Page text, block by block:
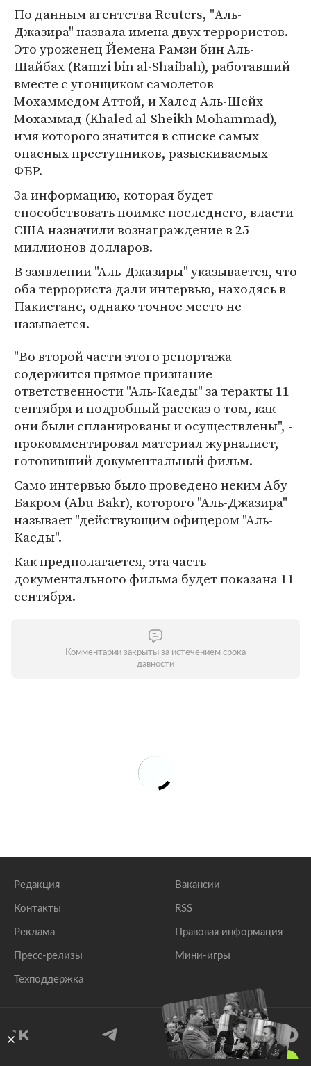
По данным агентства Reuters, "Аль-
Джазира" назвала имена двух террористов.
Это уроженец Йемена Рамзи бин Аль-
Шайбах (Ramzi bin al-Shaibah), работавший
вместе с угонщиком самолетов
Мохаммедом Аттой, и Халед Аль-Шейх
Мохаммад (Khaled al-Sheikh Mohammad),
имя которого значится в списке самых
опасных преступников, разыскиваемых
ФБР.
За информацию, которая будет
способствовать поимке последнего, власти
США назначили вознаграждение в 25
миллионов долларов.
В заявлении "Аль-Джазиры" указывается, что
оба террориста дали интервью, находясь в
Пакистане, однако точное место не
называется.
"Во второй части этого репортажа
содержится прямое признание
ответственности "Аль-Каеды" за теракты 11
сентября и подробный рассказ о том, как
они были спланированы и осуществлены", -
прокомментировал материал журналист,
готовивший документальный фильм.
Само интервью было проведено неким Абу
Бакром (Abu Bakr), которого "Аль-Джазира"
называет "действующим офицером "Аль-
Каеды".
Как предполагается, эта часть
документального фильма будет показана 11
сентября.
Комментарии закрыты за истечением срока
давности
Редакция
Контакты
Реклама
Пресс-релизы
Техподдержка
Вакансии
RSS
Правовая информация
Мини-игры